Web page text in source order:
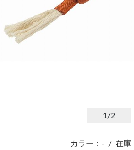
1/2
カラー：- / 在庫